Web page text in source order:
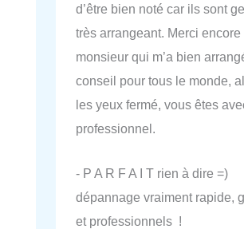
d’être bien noté car ils sont
très arrangeant. Merci encore
monsieur qui m’a bien
conseil pour tous le monde,
les yeux fermé, vous êtes
professionnel.
- P A R F A I T rien à dire =)
dépannage vraiment rapide,
et professionnels !